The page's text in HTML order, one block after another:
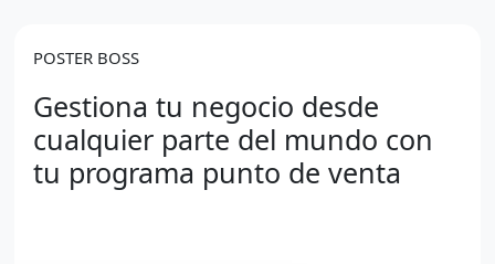
POSTER BOSS
Gestiona tu negocio desde
cualquier parte del mundo con
tu programa punto de venta